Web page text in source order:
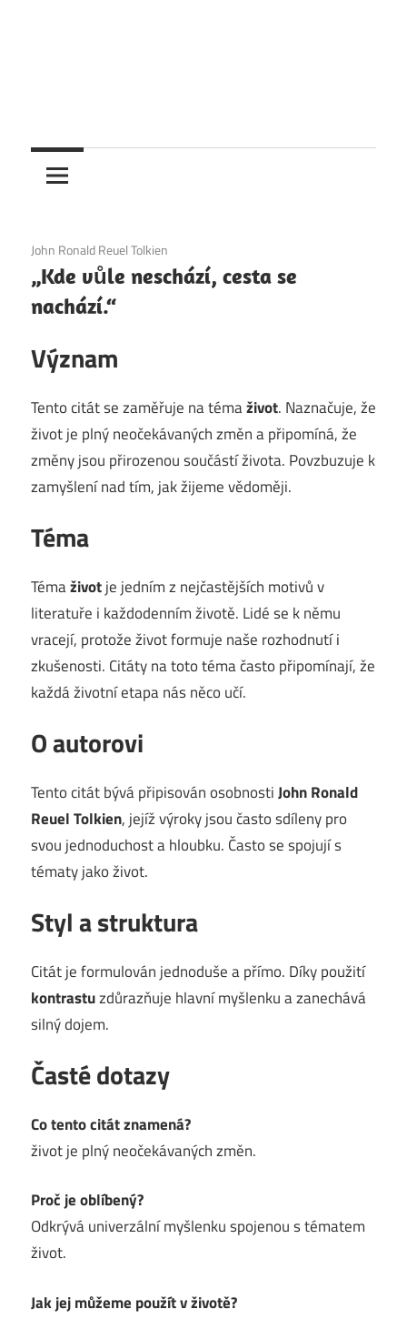
6. 12. 2020
John Ronald Reuel Tolkien
„Kde vůle neschází, cesta se
nachází.“
Význam
Tento citát se zaměřuje na témaživot. Naznačuje, že
život je plný neočekávaných změn a připomíná, že
změny jsou přirozenou součástí života. Povzbuzuje k
zamyšlení nad tím, jak žijeme vědoměji.
Téma
Témaživotje jedním z nejčastějších motivů v
literatuře i každodenním životě. Lidé se k němu
vracejí, protože život formuje naše rozhodnutí i
zkušenosti. Citáty na toto téma často připomínají, že
každá životní etapa nás něco učí.
O autorovi
Tento citát bývá připisován osobnostiJohn Ronald
Reuel Tolkien, jejíž výroky jsou často sdíleny pro
svou jednoduchost a hloubku. Často se spojují s
tématy jako život.
Styl a struktura
Citát je formulován jednoduše a přímo. Díky použití
kontrastuzdůrazňuje hlavní myšlenku a zanechává
silný dojem.
Časté dotazy
Co tento citát znamená?
život je plný neočekávaných změn.
Proč je oblíbený?
Odkrývá univerzální myšlenku spojenou s tématem
život.
Jak jej můžeme použít v životě?